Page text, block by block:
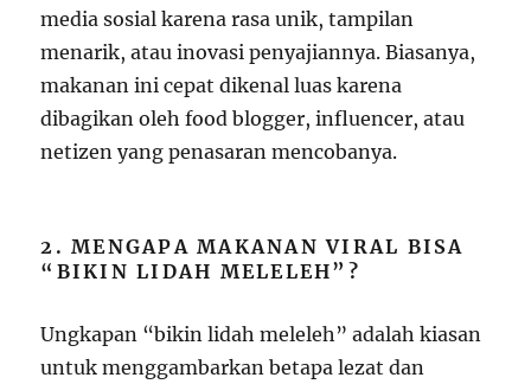
media sosial karena rasa unik, tampilan
menarik, atau inovasi penyajiannya. Biasanya,
makanan ini cepat dikenal luas karena
dibagikan oleh food blogger, influencer, atau
netizen yang penasaran mencobanya.
2. MENGAPA MAKANAN VIRAL BISA
“BIKIN LIDAH MELELEH”?
Ungkapan “bikin lidah meleleh” adalah kiasan
untuk menggambarkan betapa lezat dan